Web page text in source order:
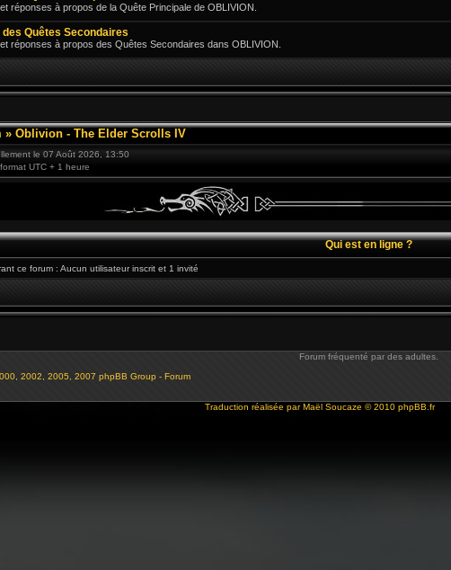
réponses à propos de la Quête Principale de OBLIVION.
Quêtes Secondaires
réponses à propos des Quêtes Secondaires dans OBLIVION.
» Oblivion - The Elder Scrolls IV
le 07 Août 2026, 13:50
UTC + 1 heure
Qui est en ligne ?
ce forum : Aucun utilisateur inscrit et 1 invité
Forum fréquenté par des adultes.
2002, 2005, 2007 phpBB Group - Forum
Traduction réalisée parMaël Soucaze © 2010 phpBB.fr